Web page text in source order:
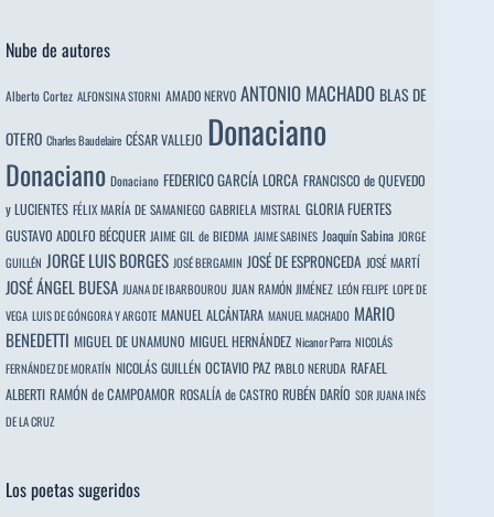
Nube de autores
Alberto Cortez ALFONSINA STORNI AMADO NERVO ANTONIO MACHADO BLAS DE
OTERO Charles Baudelaire CÉSAR VALLEJO Donaciano
Donaciano Donaciano FEDERICO GARCÍA LORCA FRANCISCO de QUEVEDO
y LUCIENTES FÉLIX MARÍA DE SAMANIEGO GABRIELA MISTRAL GLORIA FUERTES
GUSTAVO ADOLFO BÉCQUER JAIME GIL de BIEDMA JAIME SABINES Joaquín Sabina JORGE
GUILLÉN JORGE LUIS BORGES JOSÉ BERGAMIN JOSÉ DE ESPRONCEDA JOSÉ MARTÍ
JOSÉ ÁNGEL BUESA JUANA DE IBARBOUROU JUAN RAMÓN JIMÉNEZ LEÓN FELIPE LOPE DE
VEGA LUIS DE GÓNGORA Y ARGOTE MANUEL ALCÁNTARA MANUEL MACHADO MARIO
BENEDETTI MIGUEL DE UNAMUNO MIGUEL HERNÁNDEZ Nicanor Parra NICOLÁS
FERNÁNDEZ DE MORATÍN NICOLÁS GUILLÉN OCTAVIO PAZ PABLO NERUDA RAFAEL
ALBERTI RAMÓN de CAMPOAMOR ROSALÍA de CASTRO RUBÉN DARÍO SOR JUANA INÉS
DE LA CRUZ
Los poetas sugeridos